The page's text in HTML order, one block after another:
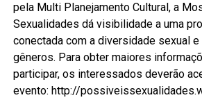
pela Multi Planejamento Cultural, a
Sexualidades dá visibilidade a uma
conectada com a diversidade sexual
gêneros. Para obter maiores
participar, os interessados deverão
evento: http://